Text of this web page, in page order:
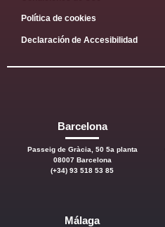
Política de cookies
Declaración de Accesibilidad
Barcelona
Passeig de Gràcia, 50 5a planta
08007 Barcelona
(+34) 93 518 53 85
Málaga